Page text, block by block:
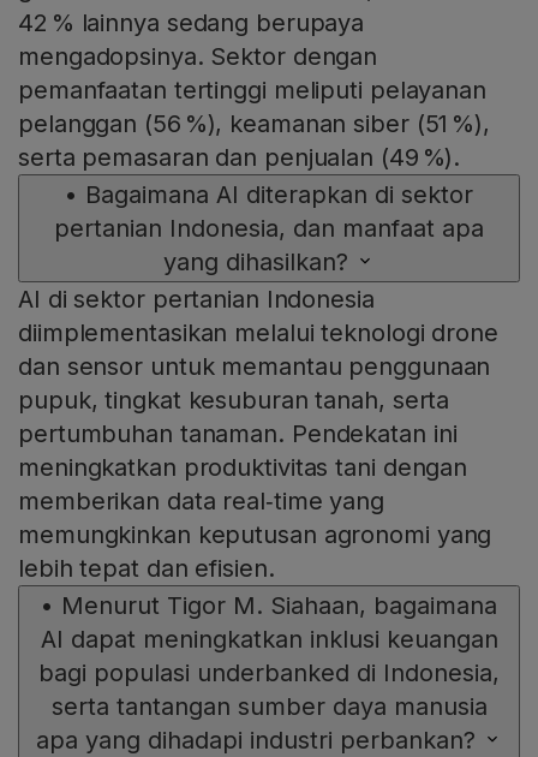
42 % lainnya sedang berupaya
mengadopsinya. Sektor dengan
pemanfaatan tertinggi meliputi pelayanan
pelanggan (56 %), keamanan siber (51 %),
serta pemasaran dan penjualan (49 %).
• Bagaimana AI diterapkan di sektor
pertanian Indonesia, dan manfaat apa
yang dihasilkan?
AI di sektor pertanian Indonesia
diimplementasikan melalui teknologi drone
dan sensor untuk memantau penggunaan
pupuk, tingkat kesuburan tanah, serta
pertumbuhan tanaman. Pendekatan ini
meningkatkan produktivitas tani dengan
memberikan data real‑time yang
memungkinkan keputusan agronomi yang
lebih tepat dan efisien.
• Menurut Tigor M. Siahaan, bagaimana
AI dapat meningkatkan inklusi keuangan
bagi populasi underbanked di Indonesia,
serta tantangan sumber daya manusia
apa yang dihadapi industri perbankan?